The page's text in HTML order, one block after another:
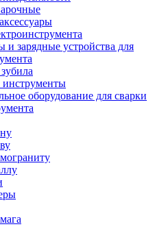
и зарядные устройства для
оборудование для сварки